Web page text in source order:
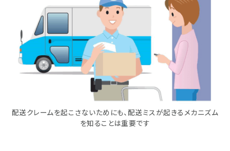
配送クレームを起こさないためにも、配送ミスが起きるメカニズム
を知ることは重要です